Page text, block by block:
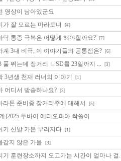
영상이 남아있군요
가 잘 모르는 마라토너 [4]
닥 통증 극복은 어떻게 해야할까요? [7]
계 3대 비극, 이 이야기들의 공통점은? [6]
풀 뛰는데 장거리 ㄴSD를 23일까지 ... [3]
3년생 천재 러너의 이야기 [1]
어디서 방송하나요? [3]
라톤 준비중 장거리주에 대해서 [5]
]2025 두바이 에티오피아 싹쓸이
키 신발 카본 부러지다 [1]
같지 않은 가을 [3]
기 훈련장소까지 오고가는 시간이 얼마나 걸...